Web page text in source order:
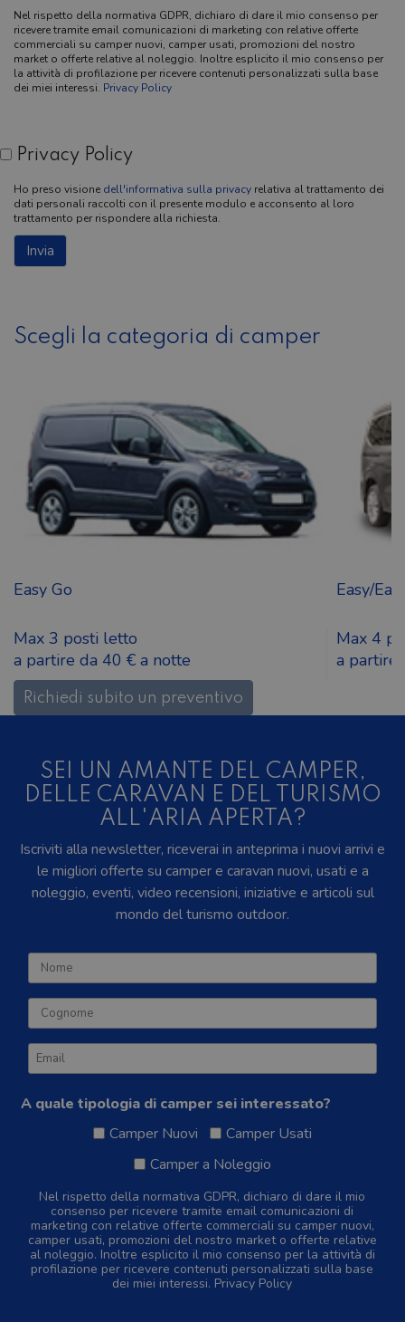
Nel rispetto della normativa GDPR, dichiaro di dare il mio consenso per
ricevere tramite email comunicazioni di marketing con relative offerte
commerciali su camper nuovi, camper usati, promozioni del nostro
market o offerte relative al noleggio. Inoltre esplicito il mio consenso per
la attività di profilazione per ricevere contenuti personalizzati sulla base
dei miei interessi. Privacy Policy
Privacy Policy
Ho preso visione dell'informativa sulla privacy relativa al trattamento dei
dati personali raccolti con il presente modulo e acconsento al loro
trattamento per rispondere alla richiesta.
Scegli la categoria di camper
Easy Go
Max 3 posti letto
a partire da 40 € a notte
Easy/
Max 4
a partire
Richiedi subito un preventivo
SEI UN AMANTE DEL CAMPER,
DELLE CARAVAN E DEL TURISMO
ALL'ARIA APERTA?
Iscriviti alla newsletter, riceverai in anteprima i nuovi arrivi e
le migliori offerte su camper e caravan nuovi, usati e a
noleggio, eventi, video recensioni, iniziative e articoli sul
mondo del turismo outdoor.
A quale tipologia di camper sei interessato?
Camper Nuovi
Camper Usati
Camper a Noleggio
Nel rispetto della normativa GDPR, dichiaro di dare il mio
consenso per ricevere tramite email comunicazioni di
marketing con relative offerte commerciali su camper nuovi,
camper usati, promozioni del nostro market o offerte relative
al noleggio. Inoltre esplicito il mio consenso per la attività di
profilazione per ricevere contenuti personalizzati sulla base
dei miei interessi. Privacy Policy